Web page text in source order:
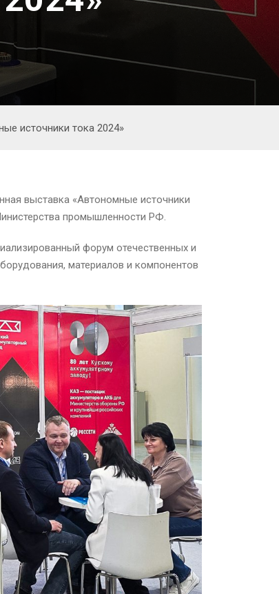
источники тока 2024»
выставка «Автономные источники
промышленности РФ.
форум отечественных и
материалов и компонентов